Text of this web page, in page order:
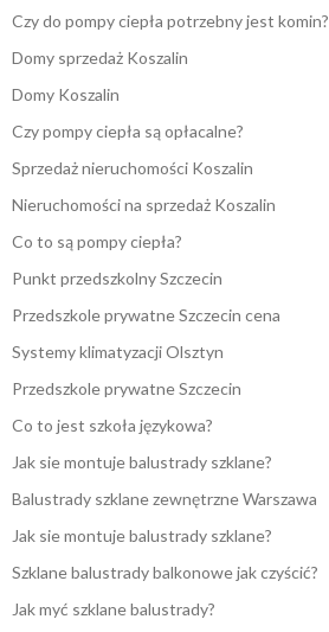
Czy do pompy ciepła potrzebny jest komin?
Domy sprzedaż Koszalin
Domy Koszalin
Czy pompy ciepła są opłacalne?
Sprzedaż nieruchomości Koszalin
Nieruchomości na sprzedaż Koszalin
Co to są pompy ciepła?
Punkt przedszkolny Szczecin
Przedszkole prywatne Szczecin cena
Systemy klimatyzacji Olsztyn
Przedszkole prywatne Szczecin
Co to jest szkoła językowa?
Jak sie montuje balustrady szklane?
Balustrady szklane zewnętrzne Warszawa
Jak sie montuje balustrady szklane?
Szklane balustrady balkonowe jak czyścić?
Jak myć szklane balustrady?